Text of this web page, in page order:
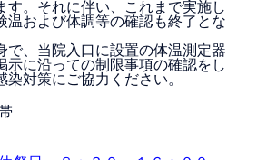
す。それに伴い、これまで実施し
温および体調等の確認も終了とな
で、当院入口に設置の体温測定器
示に沿っての制限事項の確認をし
対策にご協力ください。